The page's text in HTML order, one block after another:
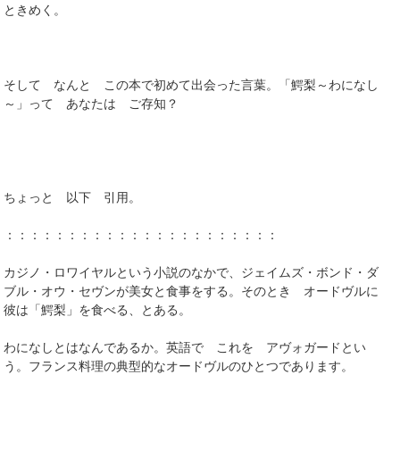
ときめく。
そして なんと この本で初めて出会った言葉。「鰐梨～わになし
～」って あなたは ご存知？
ちょっと 以下 引用。
：：：：：：：：：：：：：：：：：：：：：：
カジノ・ロワイヤルという小説のなかで、ジェイムズ・ボンド・ダ
ブル・オウ・セヴンが美女と食事をする。そのとき オードヴルに
彼は「鰐梨」を食べる、とある。
わになしとはなんであるか。英語で これを アヴォガードとい
う。フランス料理の典型的なオードヴルのひとつであります。